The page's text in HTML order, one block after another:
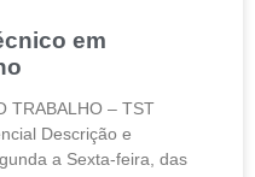
em
TRABALHO – TST
Descrição e
a Sexta-feira, das